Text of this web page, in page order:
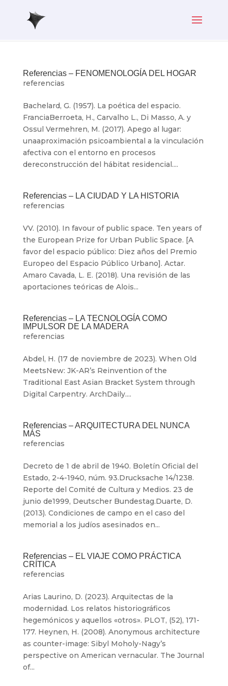
Referencias – FENOMENOLOGÍA DEL HOGAR
referencias
Bachelard, G. (1957). La poética del espacio.
FranciaBerroeta, H., Carvalho L., Di Masso, A. y
Ossul Vermehren, M. (2017). Apego al lugar:
unaaproximación psicoambiental a la vinculación
afectiva con el entorno en procesos
dereconstrucción del hábitat residencial....
Referencias – LA CIUDAD Y LA HISTORIA
referencias
VV. (2010). In favour of public space. Ten years of
the European Prize for Urban Public Space. [A
favor del espacio público: Diez años del Premio
Europeo del Espacio Público Urbano]. Actar.
Amaro Cavada, L. E. (2018). Una revisión de las
aportaciones teóricas de Alois...
Referencias – LA TECNOLOGÍA COMO
IMPULSOR DE LA MADERA
referencias
Abdel, H. (17 de noviembre de 2023). When Old
MeetsNew: JK-AR’s Reinvention of the
Traditional East Asian Bracket System through
Digital Carpentry. ArchDaily....
Referencias – ARQUITECTURA DEL NUNCA
MÁS
referencias
Decreto de 1 de abril de 1940. Boletín Oficial del
Estado, 2-4-1940, núm. 93.Drucksache 14/1238.
Reporte del Comité de Cultura y Medios. 23 de
junio de1999, Deutscher Bundestag.Duarte, D.
(2013). Condiciones de campo en el caso del
memorial a los judíos asesinados en...
Referencias – EL VIAJE COMO PRÁCTICA
CRÍTICA
referencias
Arias Laurino, D. (2023). Arquitectas de la
modernidad. Los relatos historiográficos
hegemónicos y aquellos «otros». PLOT, (52), 171-
177. Heynen, H. (2008). Anonymous architecture
as counter-image: Sibyl Moholy-Nagy’s
perspective on American vernacular. The Journal
of...